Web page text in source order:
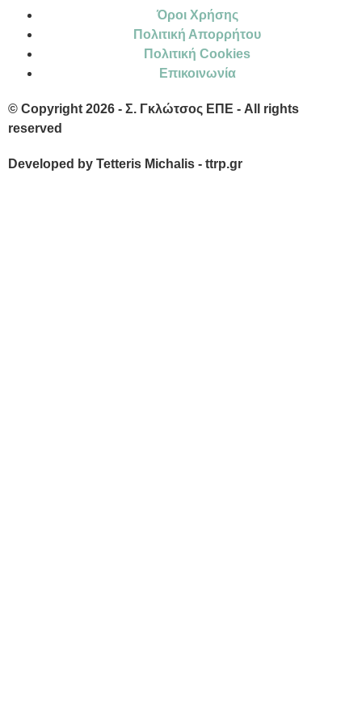
Όροι Χρήσης
Πολιτική Απορρήτου
Πολιτική Cookies
Επικοινωνία
© Copyright 2026 - Σ. Γκλώτσος ΕΠΕ - All rights
reserved
Developed by Tetteris Michalis - ttrp.gr